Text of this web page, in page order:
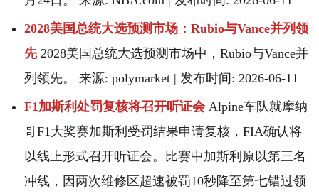
2028美国总统大选预测市场：Rubio与Vance并列领
先2028美国总统大选预测市场中，Rubio与Vance并
列领先。 来源: polymarket | 发布时间: 2026-06-11
F1加斯利处罚复核将召开听证会Alpine车队就摩纳
哥F1大奖赛加斯利受罚结果申请复核，FIA确认将
以线上形式召开听证会。比赛中加斯利原以第三名
冲线，因两次维修区超速被罚10秒降至第七错过领